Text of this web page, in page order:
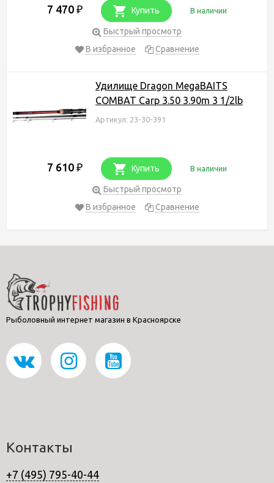
7 470 ₽ Купить В наличии
Быстрый просмотр
В избранное
Сравнение
Удилище Dragon MegaBAITS
COMBAT Carp 3.50 3.90m 3 1/2lb
Артикул: 23-30-391
7 610 ₽ Купить В наличии
Быстрый просмотр
В избранное
Сравнение
Рыболовный интернет магазин в Красноярске
Контакты
+7 (495) 795-40-44